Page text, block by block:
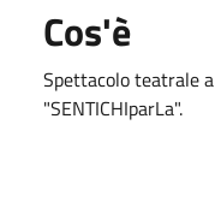
Cos'è
Spettacolo teatrale
"SENTICHIparLa".